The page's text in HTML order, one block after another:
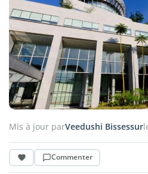
Mis à jour parVeedushi Bissessur
Commenter